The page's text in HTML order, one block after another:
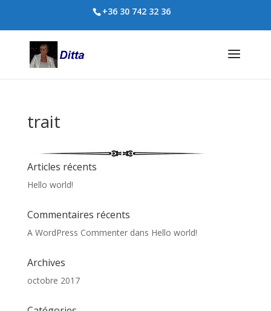
+36 30 742 32 36
trait
Articles récents
Hello world!
Commentaires récents
A WordPress Commenterdans Hello world!
Archives
octobre 2017